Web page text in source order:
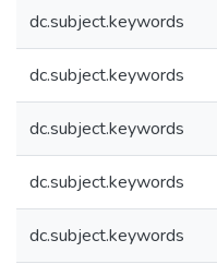
dc.subject.keywords
dc.subject.keywords
dc.subject.keywords
dc.subject.keywords
dc.subject.keywords